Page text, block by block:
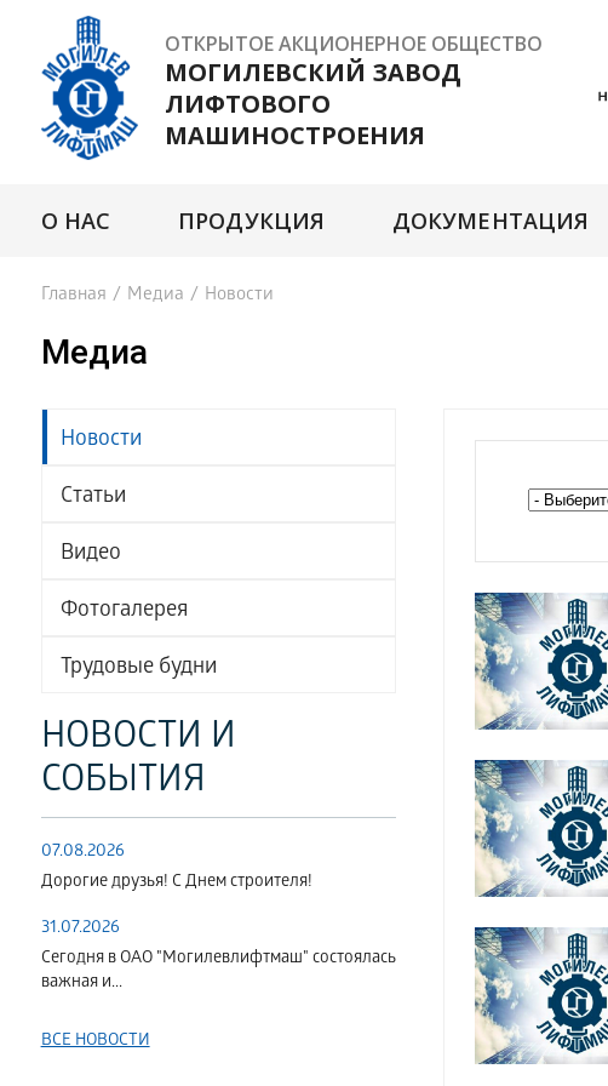
ОТКРЫТОЕ АКЦИОНЕРНОЕ ОБЩЕСТВО
МОГИЛЕВСКИЙ ЗАВОД
ЛИФТОВОГО
МАШИНОСТРОЕНИЯ
О НАС ПРОДУКЦИЯ ДОКУМЕНТАЦИЯ
Главная / Медиа / Новости
Медиа
Новости
Статьи
Видео
Фотогалерея
Трудовые будни
НОВОСТИ И
СОБЫТИЯ
07.08.2026
Дорогие друзья! С Днем строителя!
31.07.2026
Сегодня в ОАО "Могилевлифтмаш" состоялась
важная и...
ВСЕ НОВОСТИ